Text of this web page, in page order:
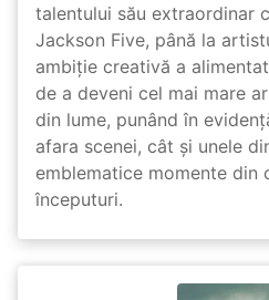
talentului său extraordinar
Jackson Five, până la
ambiție creativă a
de a deveni cel mai mare
din lume, punând în
afara scenei, cât și unele
emblematice momente din
începuturi.